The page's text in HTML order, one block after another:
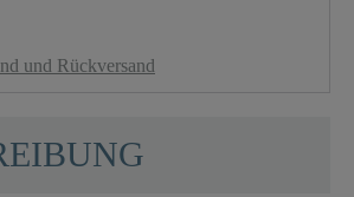
und Rückversand